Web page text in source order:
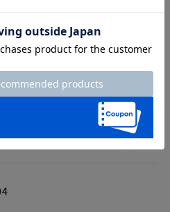
体型普通
M
サした質感かと思っていました
ても柔らかい手触りでした。い
リーブもちょうど良い感じで
貝ボタンか装飾のないメタルボ